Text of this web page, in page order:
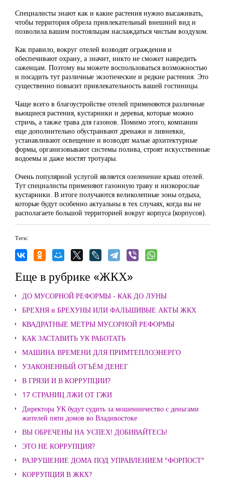
Специалисты знают как и какие растения нужно высаживать,
чтобы территория обрела привлекательный внешний вид и
позволила вашим постояльцам наслаждаться чистым воздухом.
Как правило, вокруг отелей возводят ограждения и
обеспечивают охрану, а значит, никто не сможет навредить
саженцам. Поэтому вы можете воспользоваться возможностью
и посадить тут различные экзотические и редкие растения. Это
существенно повысит привлекательность вашей гостиницы.
Чаще всего в благоустройстве отелей применяются различные
вьющиеся растения, кустарники и деревья, которые можно
стричь, а также трава для газонов. Помимо этого, компании
еще дополнительно обустраивают дренажи и ливневки,
устанавливают освещение и возводят малые архитектурные
формы, организовывают системы полива, строят искусственные
водоемы и даже мостят тротуары.
Очень популярной услугой является озеленение крыш отелей.
Тут специалисты применяют газонную траву и низкорослые
кустарники. В итоге получаются великолепные зоны отдыха,
которые будут особенно актуальны в тех случаях, когда вы не
располагаете большой территорией вокруг корпуса (корпусов).
Теги:
Еще в рубрике «ЖКХ»
ДО МУСОРНОЙ РЕФОРМЫ - КАК ДО ЛУНЫ
БРЕХНЯ и БРЕХУНЫ ИЛИ ФАЛЬШИВЫЕ АКТЫ ЖКХ
КВАДРАТНЫЕ МЕТРЫ МУСОРНОЙ РЕФОРМЫ
КАК ЗАСТАВИТЬ УК РАБОТАТЬ
МАШИНА ВРЕМЕНИ ДЛЯ ПРИМТЕПЛОЭНЕРГО
УЗАКОНЕННЫЙ ОТЪЁМ ДЕНЕГ
В ГРЯЗИ И В КОРРУПЦИИ?
17 СТРАНИЦ ЛЖИ ОТ ГЖИ
Директора УК будут судить за мошенничество с деньгами
жителей пяти домов во Владивостоке
ВЫ ОБРЕЧЕНЫ НА УСПЕХ! ДОБИВАЙТЕСЬ!
ЭТО НЕ КОРРУПЦИЯ?
РАЗРУШЕНИЕ ДОМА ПОД УПРАВЛЕНИЕМ "ФОРПОСТ"
КОРРУПЦИЯ В ЖКХ?